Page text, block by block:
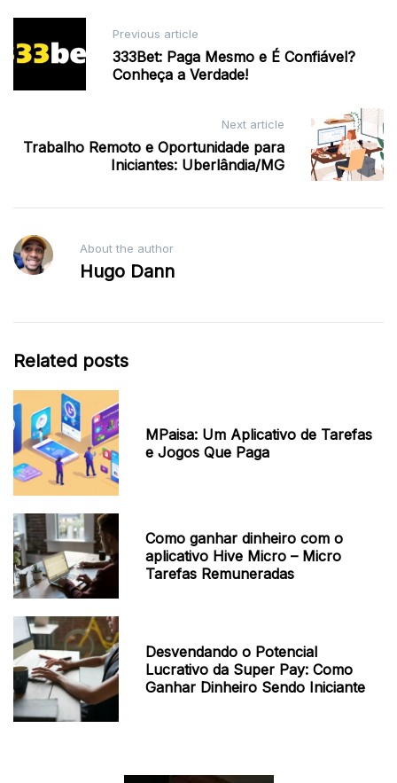
navigation
Previous article
333Bet: Paga Mesmo e É Confiável?
Conheça a Verdade!
Next article
Trabalho Remoto e Oportunidade para
Iniciantes: Uberlândia/MG
About the author
Hugo Dann
Related posts
MPaisa: Um Aplicativo de Tarefas
e Jogos Que Paga
Como ganhar dinheiro com o
aplicativo Hive Micro – Micro
Tarefas Remuneradas
Desvendando o Potencial
Lucrativo da Super Pay: Como
Ganhar Dinheiro Sendo Iniciante